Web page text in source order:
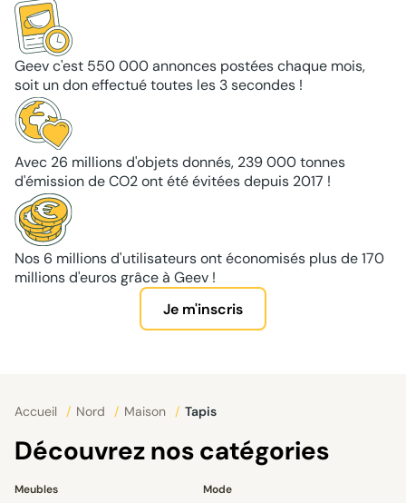
Geev c'est 550 000 annonces postées chaque mois,
soit un don effectué toutes les 3 secondes !
Avec 26 millions d'objets donnés, 239 000 tonnes
d'émission de CO2 ont été évitées depuis 2017 !
Nos 6 millions d'utilisateurs ont économisés plus de 170
millions d'euros grâce à Geev !
Je m'inscris
Accueil / Nord / Maison / Tapis
Découvrez nos catégories
Meubles
Mode